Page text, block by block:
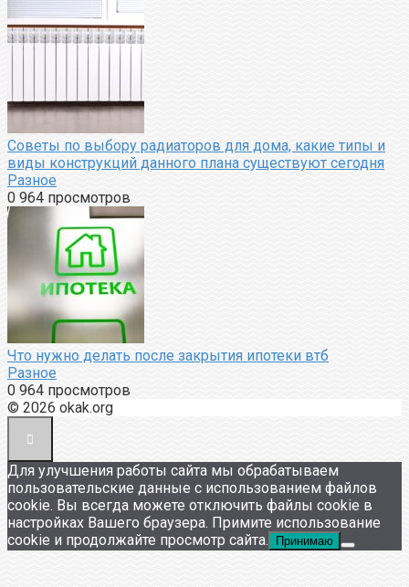
Советы по выбору радиаторов для дома, какие типы и
виды конструкций данного плана существуют сегодня
Разное
0 964 просмотров
Что нужно делать после закрытия ипотеки втб
Разное
0 964 просмотров
© 2026 okak.org
Для улучшения работы сайта мы обрабатываем
пользовательские данные с использованием файлов
cookie. Вы всегда можете отключить файлы cookie в
настройках Вашего браузера. Примите использование
cookie и продолжайте просмотр сайта.
Принимаю